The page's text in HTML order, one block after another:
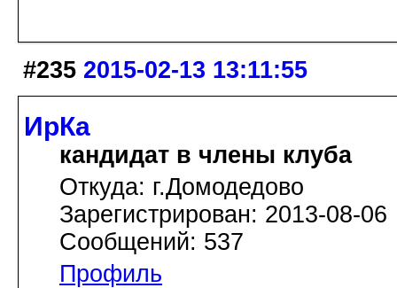
#235 2015-02-13 13:11:55
ИрКа
кандидат в члены клуба
Откуда: г.Домодедово
Зарегистрирован: 2013-08-06
Сообщений: 537
Профиль